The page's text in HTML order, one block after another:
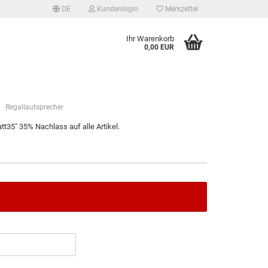
DE Kundenlogin Merkzettel
Ihr Warenkorb
0,00 EUR
Regallautsprecher
35% Nachlass auf alle Artikel.